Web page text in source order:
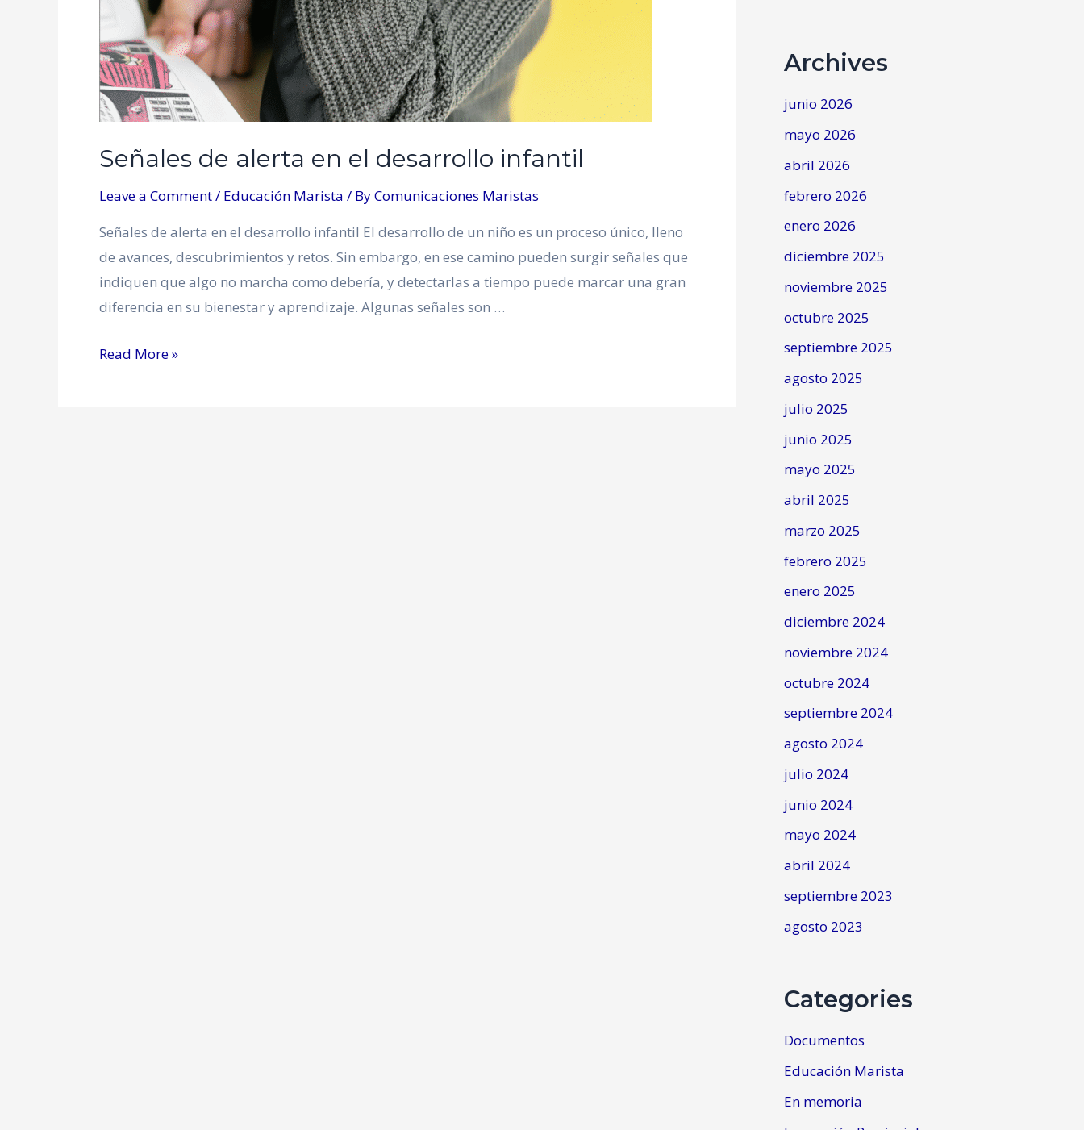
Señales de alerta en el desarrollo infantil
Leave a Comment/ Educación Marista / ByComunicaciones Maristas
Señales de alerta en el desarrollo infantil El desarrollo de un niño es un proceso único, lleno
de avances, descubrimientos y retos. Sin embargo, en ese camino pueden surgir señales que
indiquen que algo no marcha como debería, y detectarlas a tiempo puede marcar una gran
diferencia en su bienestar y aprendizaje. Algunas señales son …
Read More »
Archives
junio 2026
mayo 2026
abril 2026
febrero 2026
enero 2026
diciembre 2025
noviembre 2025
octubre 2025
septiembre 2025
agosto 2025
julio 2025
junio 2025
mayo 2025
abril 2025
marzo 2025
febrero 2025
enero 2025
diciembre 2024
noviembre 2024
octubre 2024
septiembre 2024
agosto 2024
julio 2024
junio 2024
mayo 2024
abril 2024
septiembre 2023
agosto 2023
Categories
Documentos
Educación Marista
En memoria